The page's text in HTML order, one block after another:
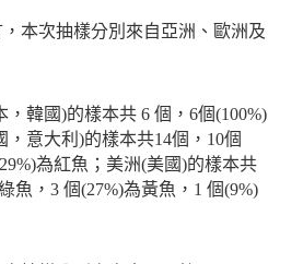
本次抽樣分別來自亞洲、歐洲及
，韓國)的樣本共 6 個， 6個(100%)
，意大利 )的樣本共14個， 10個
為紅魚；美洲(美國)的樣本共
魚， 3 個(27%)為黃魚， 1 個(9%)